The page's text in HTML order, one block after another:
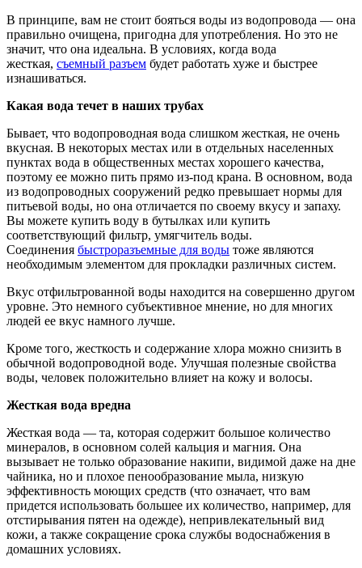
В принципе, вам не стоит бояться воды из водопровода — она
​​правильно очищена, пригодна для употребления. Но это не
значит, что она идеальна. В условиях, когда вода
жесткая, съемный разъем будет работать хуже и быстрее
изнашиваться.
Какая вода течет в наших трубах
Бывает, что водопроводная вода слишком жесткая, не очень
вкусная. В некоторых местах или в отдельных населенных
пунктах вода в общественных местах хорошего качества,
поэтому ее можно пить прямо из-под крана. В основном, вода
из водопроводных сооружений редко превышает нормы для
питьевой воды, но она отличается по своему вкусу и запаху.
Вы можете купить воду в бутылках или купить
соответствующий фильтр, умягчитель воды.
Соединения быстроразъемные для воды тоже являются
необходимым элементом для прокладки различных систем.
Вкус отфильтрованной воды находится на совершенно другом
уровне. Это немного субъективное мнение, но для многих
людей ее вкус намного лучше.
Кроме того, жесткость и содержание хлора можно снизить в
обычной водопроводной воде. Улучшая полезные свойства
воды, человек положительно влияет на кожу и волосы.
Жесткая вода вредна
Жесткая вода — та, которая содержит большое количество
минералов, в основном солей кальция и магния. Она
вызывает не только образование накипи, видимой даже на дне
чайника, но и плохое пенообразование мыла, низкую
эффективность моющих средств (что означает, что вам
придется использовать большее их количество, например, для
отстирывания пятен на одежде), непривлекательный вид
кожи, а также сокращение срока службы водоснабжения в
домашних условиях.